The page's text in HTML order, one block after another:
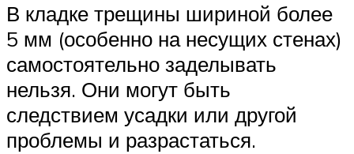
В кладке трещины шириной более
5 мм (особенно на несущих стенах)
самостоятельно заделывать
нельзя. Они могут быть
следствием усадки или другой
проблемы и разрастаться.